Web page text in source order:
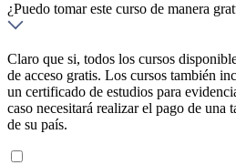
¿Puedo tomar este curso de manera
Claro que si, todos los cursos
de acceso gratis. Los cursos también
un certificado de estudios para
caso necesitará realizar el pago de una
de su país.